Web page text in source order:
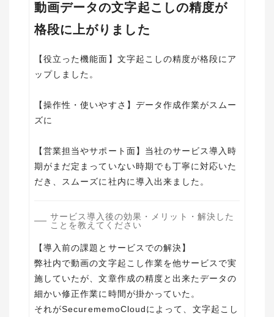
動画データの文字起こしの精度が
格段に上がりました
【役立った機能面】文字起こしの精度が格段にア
ップしました。
【操作性・使いやすさ】データ作成作業がスムー
ズに
【営業担当やサポート面】当社のサービス導入時
期がまだ定まっていない時期でも丁寧に対応いた
だき、スムーズに社内に導入出来ました。
サービス導入後の効果・メリット・解決した
ことを教えてください
【導入前の課題とサービスでの解決】
弊社内で動画の文字起こし作業を他サービスで実
施していたが、文章作成の精度と出来たデータの
細かい修正作業に時間が掛かっていた。
それがSecurememoCloudによって、文字起こし